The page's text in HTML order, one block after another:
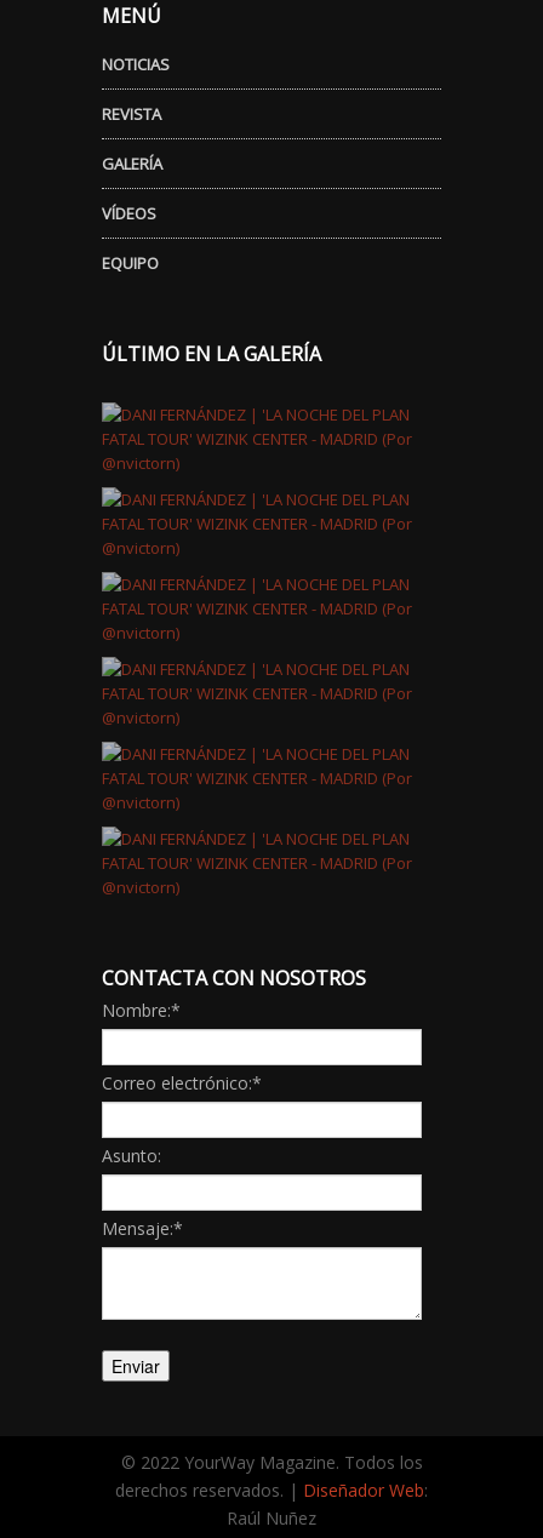
MENÚ
NOTICIAS
REVISTA
GALERÍA
VÍDEOS
EQUIPO
ÚLTIMO EN LA GALERÍA
CONTACTA CON NOSOTROS
Nombre:*
Correo electrónico:*
Asunto:
Mensaje:*
© 2022 YourWay Magazine. Todos los
derechos reservados. | Diseñador Web:
Raúl Nuñez